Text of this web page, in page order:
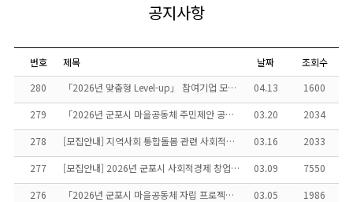
공지사항
번호 제목 날짜
조회수
280
「2026년 맞춤형 Level-up」 참여기업 모집 공… 04.13
1600
279
「2026년 군포시 마을공동체 주민제안 공모사업」참여 … 03.20
2034
278
[모집안내] 지역사회 통합돌봄 관련 사회적경제 자원 발… 03.16
2033
277
[모집안내] 2026년 군포시 사회적경제 창업아카데미 … 03.09
7550
276
「2026년 군포시 마을공동체 자립 프로젝트」참여 공동… 03.05
1986